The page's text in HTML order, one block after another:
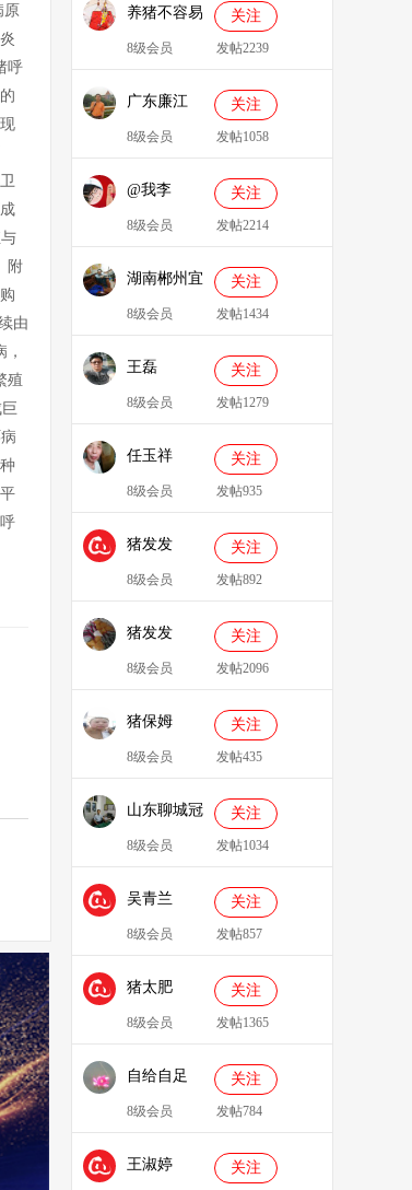
原
呼
附
由
殖
养猪不容易 关注
8级会员 发帖2239
广东廉江
088
关注
8级会员 发帖1058
@我李 关注
8级会员 发帖2214
湖南郴州宜
章县李明广
关注
8级会员 发帖1434
王磊 关注
8级会员 发帖1279
任玉祥 关注
8级会员 发帖935
猪发发
638829
关注
8级会员 发帖892
猪发发 关注
8级会员 发帖2096
猪保姆
909233
关注
8级会员 发帖435
山东聊城冠
县、莘县综
合服务站：
冯代林
关注
8级会员 发帖1034
吴青兰 关注
8级会员 发帖857
猪太肥
143814
关注
8级会员 发帖1365
自给自足 关注
8级会员 发帖784
王淑婷 关注